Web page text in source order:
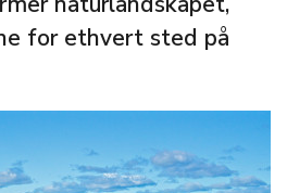
for ethvert sted på